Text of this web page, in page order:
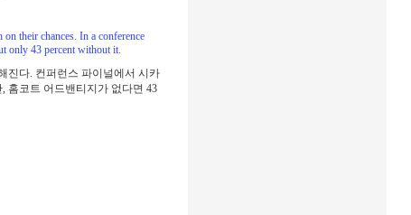
their chances. In a conference
only 43 percent without it.
진다. 컨퍼런스 파이널에서 시카
홈코트 어드밴티지가 없다면 43